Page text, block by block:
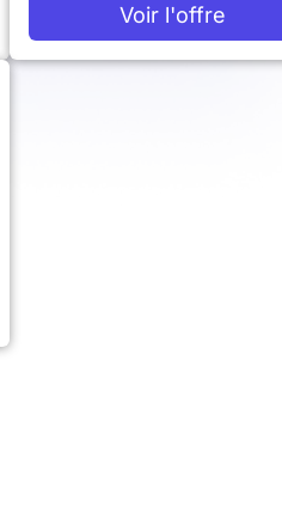
Voir l'offre